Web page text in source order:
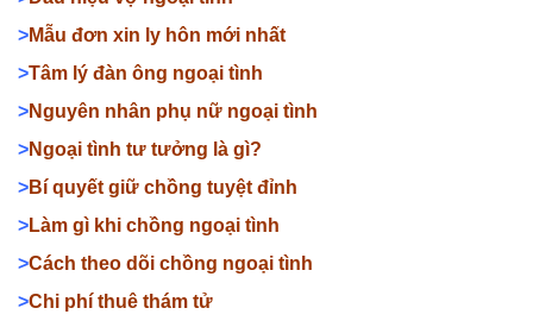
>Mẫu đơn xin ly hôn mới nhất
>Tâm lý đàn ông ngoại tình
>Nguyên nhân phụ nữ ngoại tình
>Ngoại tình tư tưởng là gì?
>Bí quyết giữ chồng tuyệt đỉnh
>Làm gì khi chồng ngoại tình
>Cách theo dõi chồng ngoại tình
>Chi phí thuê thám tử